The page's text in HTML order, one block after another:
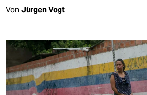
Von Jürgen Vogt